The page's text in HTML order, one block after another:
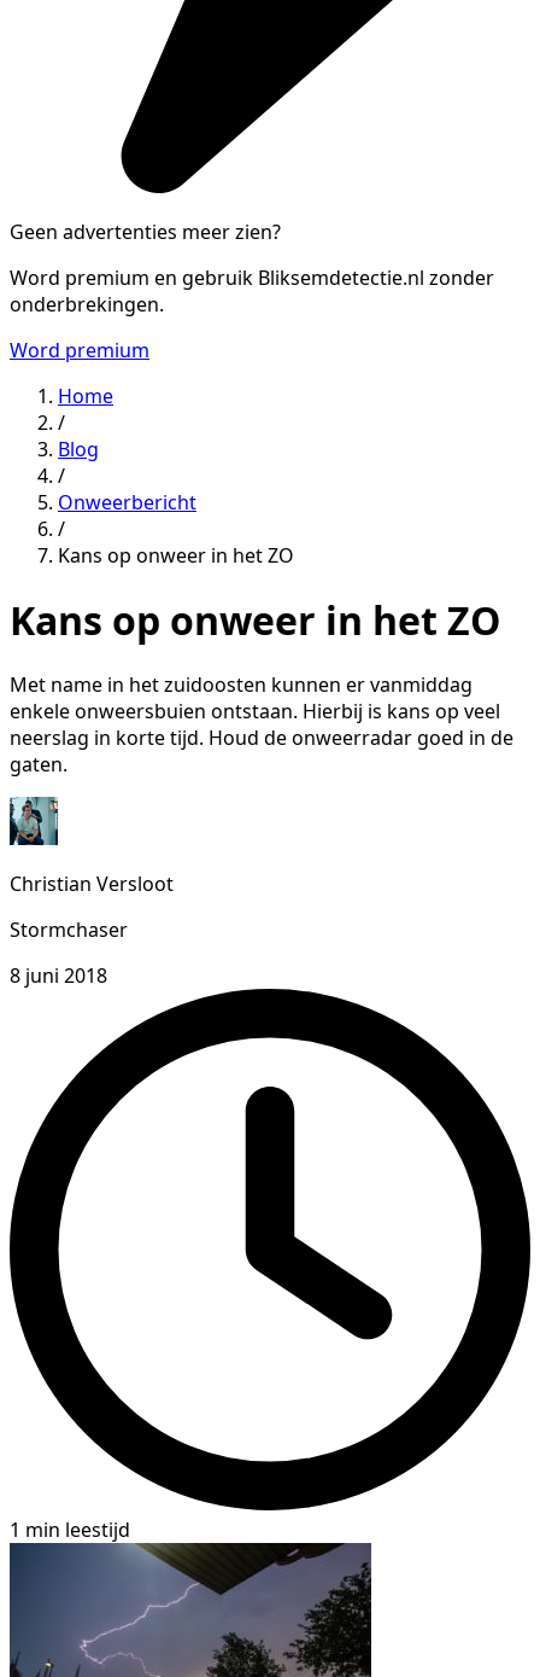
Geen advertenties meer zien?
Word premium en gebruik Bliksemdetectie.nl zonder
onderbrekingen.
Word premium
Home
/
Blog
/
Onweerbericht
/
Kans op onweer in het ZO
Kans op onweer in het ZO
Met name in het zuidoosten kunnen er vanmiddag
enkele onweersbuien ontstaan. Hierbij is kans op veel
neerslag in korte tijd. Houd de onweerradar goed in de
gaten.
Christian Versloot
Stormchaser
8 juni 2018
1 min leestijd